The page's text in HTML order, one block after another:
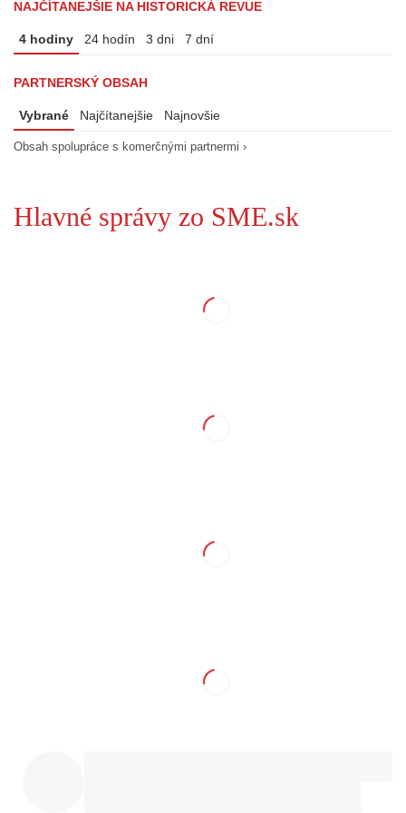
NAJČÍTANEJŠIE NA HISTORICKÁ REVUE
4 hodiny 24 hodín 3 dni 7 dní
PARTNERSKÝ OBSAH
Vybrané Najčítanejšie Najnovšie
Obsah spolupráce s komerčnými partnermi ›
Hlavné správy zo SME.sk